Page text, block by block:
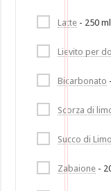
Latte - 250 ml
Lievito per
Bicarbonato
Scorza di
Succo di
Zabaione -